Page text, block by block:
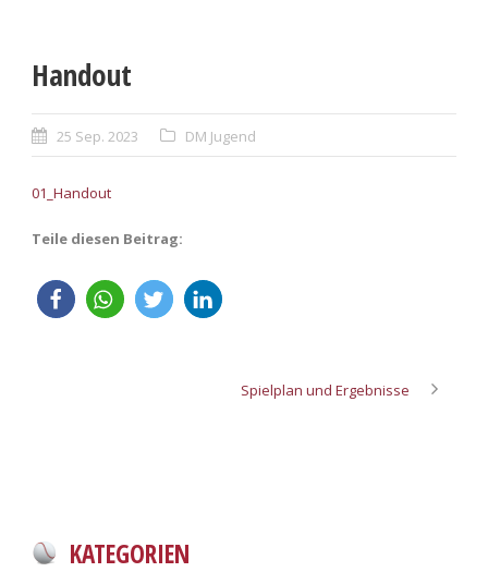
Handout
25 Sep. 2023 DM Jugend
01_Handout
Teile diesen Beitrag:
Spielplan und Ergebnisse
KATEGORIEN